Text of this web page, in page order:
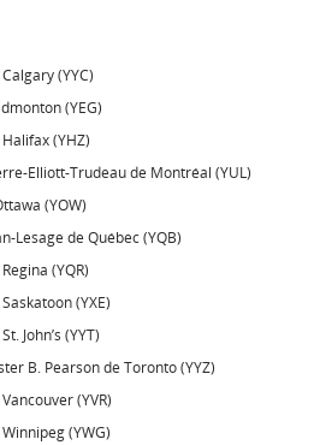
(YYC)
(YEG)
(YHZ)
Elliott-Trudeau de Montréal (YUL)
(YOW)
Lesage de Québec (YQB)
(YQR)
(YXE)
John’s (YYT)
B. Pearson de Toronto (YYZ)
(YVR)
(YWG)